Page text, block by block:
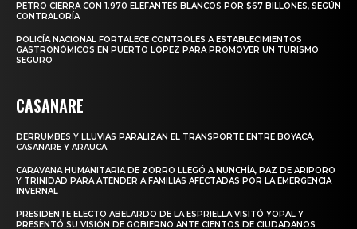
PETRO CIERRA CON 1.970 ELEFANTES BLANCOS POR $67 BILLONES, SEGÚN
CONTRALORÍA
POLICÍA NACIONAL FORTALECE CONTROLES A ESTABLECIMIENTOS
GASTRONÓMICOS EN PUERTO LÓPEZ PARA PROMOVER UN TURISMO
SEGURO
CASANARE
DERRUMBES Y LLUVIAS PARALIZAN EL TRANSPORTE ENTRE BOYACÁ,
CASANARE Y ARAUCA
CARAVANA HUMANITARIA DE ZORRO LLEGÓ A NUNCHÍA, PAZ DE ARIPORO
Y TRINIDAD PARA ATENDER A FAMILIAS AFECTADAS POR LA EMERGENCIA
INVERNAL
PRESIDENTE ELECTO ABELARDO DE LA ESPRIELLA VISITÓ YOPAL Y
PRESENTÓ SU VISIÓN DE GOBIERNO ANTE CIENTOS DE CIUDADANOS